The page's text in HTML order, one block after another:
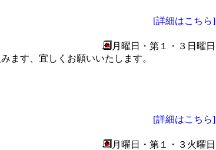
[詳細はこちら]
月曜日・第１・３日曜日
ます、宜しくお願いいたします。
[詳細はこちら]
月曜日・第１・３火曜日